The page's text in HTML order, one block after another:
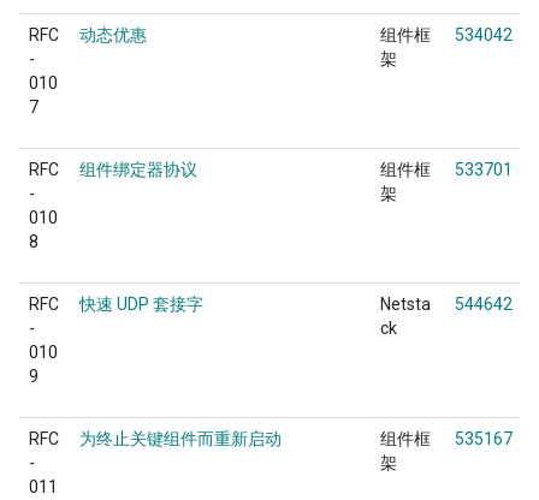
RFC
-
010
7
动态优惠
组件框
架
534042
RFC
-
010
8
组件绑定器协议
组件框
架
533701
RFC
-
010
9
快速 UDP 套接字
Netsta
ck
544642
RFC
-
011
为终止关键组件而重新启动
组件框
架
535167